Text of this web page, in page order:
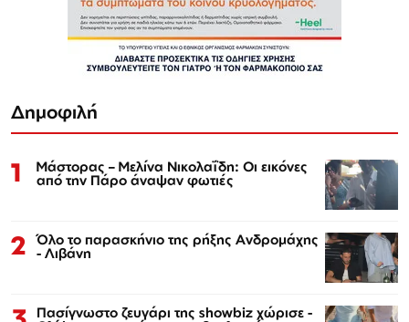
Δημοφιλή
1 Μάστορας – Μελίνα Νικολαΐδη: Οι εικόνες
από την Πάρο άναψαν φωτιές
2 Όλο το παρασκήνιο της ρήξης Ανδρομάχης
- Λιβάνη
Πασίγνωστο ζευγάρι της showbiz χώρισε -